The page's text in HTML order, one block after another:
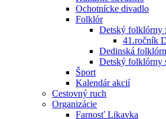
Ochotnícke divadlo
Folklór
Detský folklórny
41.ročník
Dedinská
Detský folklórny
Šport
Kalendár akcií
Cestovný ruch
Organizácie
Farnosť Likavka